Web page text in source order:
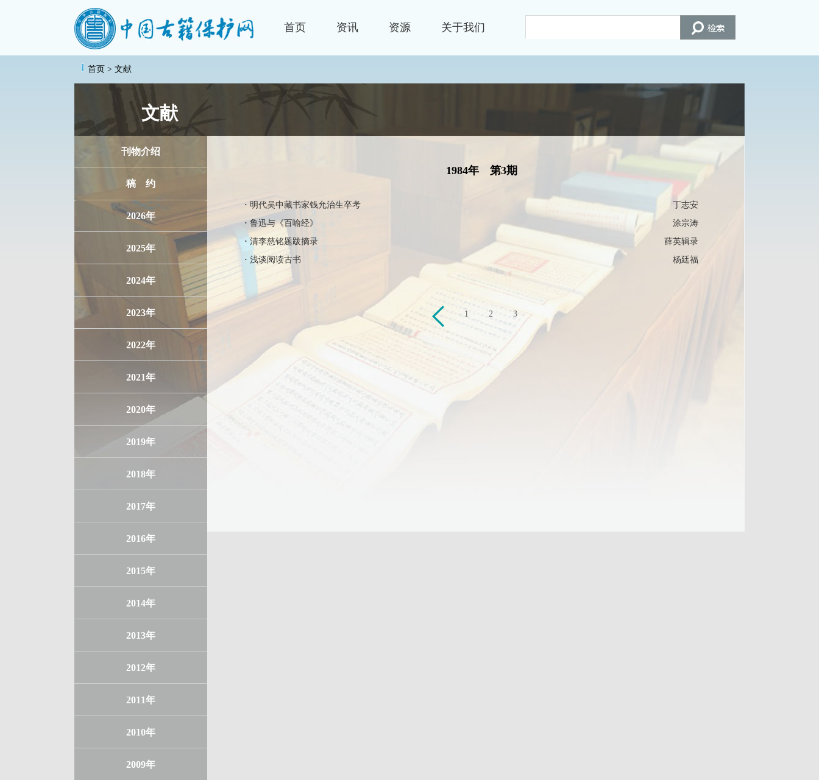
首页 资讯 资源 关于我们
首页 > 文献
文献
刊物介绍
稿 约
2026年
2025年
2024年
2023年
2022年
2021年
2020年
2019年
2018年
2017年
2016年
2015年
2014年
2013年
2012年
2011年
2010年
2009年
1984年 第3期
· 明代吴中藏书家钱允治生卒考
丁志安
· 鲁迅与《百喻经》
涂宗涛
· 清李慈铭题跋摘录
薛英辑录
· 浅谈阅读古书 杨廷福
上
1 2 3